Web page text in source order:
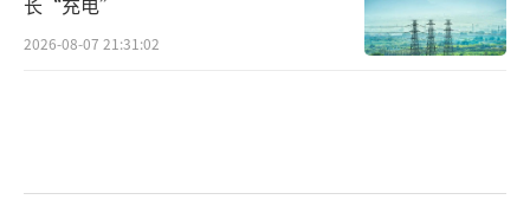
2026-08-07 21:31:02